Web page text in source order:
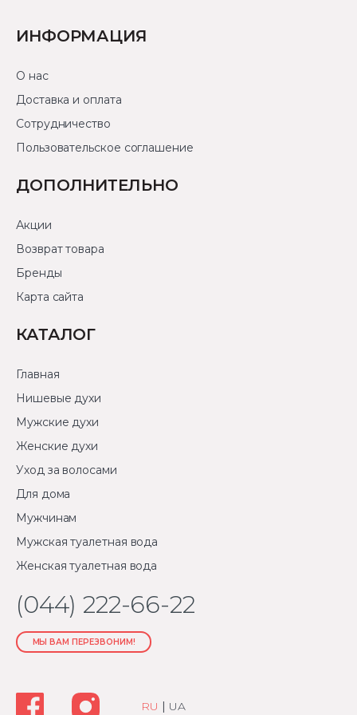
ИНФОРМАЦИЯ
О нас
Доставка и оплата
Сотрудничество
Пользовательское соглашение
ДОПОЛНИТЕЛЬНО
Акции
Возврат товара
Бренды
Карта сайта
КАТАЛОГ
Главная
Нишевые духи
Мужские духи
Женские духи
Уход за волосами
Для дома
Мужчинам
Мужская туалетная вода
Женская туалетная вода
(044) 222-66-22
МЫ ВАМ ПЕРЕЗВОНИМ!
RU UA